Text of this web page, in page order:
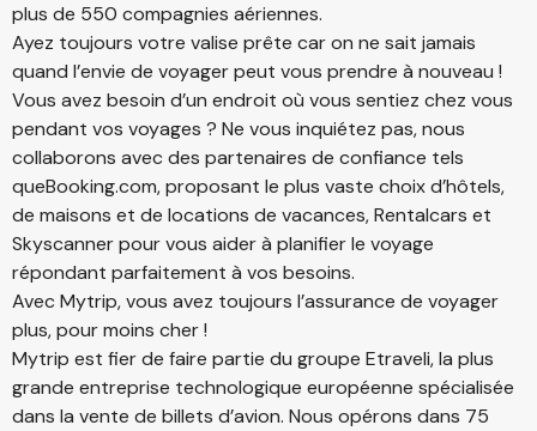
plus de 550 compagnies aériennes.
Ayez toujours votre valise prête car on ne sait jamais
quand l’envie de voyager peut vous prendre à nouveau !
Vous avez besoin d’un endroit où vous sentiez chez vous
pendant vos voyages ? Ne vous inquiétez pas, nous
collaborons avec des partenaires de confiance tels
queBooking.com, proposant le plus vaste choix d’hôtels,
de maisons et de locations de vacances, Rentalcars et
Skyscanner pour vous aider à planifier le voyage
répondant parfaitement à vos besoins.
Avec Mytrip, vous avez toujours l’assurance de voyager
plus, pour moins cher !
Mytrip est fier de faire partie du groupe Etraveli, la plus
grande entreprise technologique européenne spécialisée
dans la vente de billets d’avion. Nous opérons dans 75